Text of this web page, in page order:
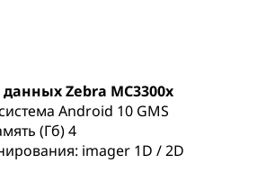
Zebra MC3300x
Android 10 GMS
(Гб) 4
imager 1D / 2D